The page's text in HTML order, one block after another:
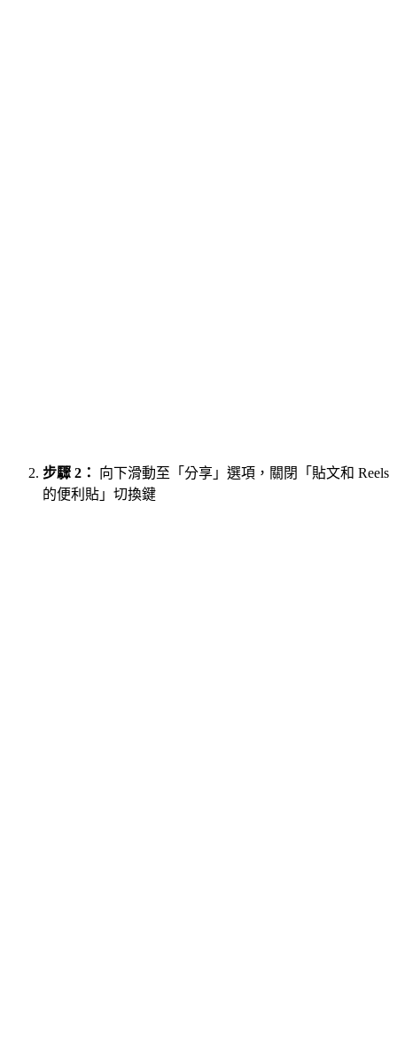
步驟 2：
向下滑動至「分享」選項，關閉「貼文和 Reels
的便利貼」切換鍵